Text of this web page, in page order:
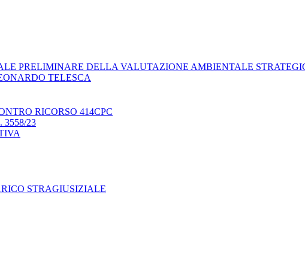
PRELIMINARE DELLA VALUTAZIONE AMBIENTALE
TELESCA
RICORSO 414CPC
3558/23
STRAGIUSIZIALE